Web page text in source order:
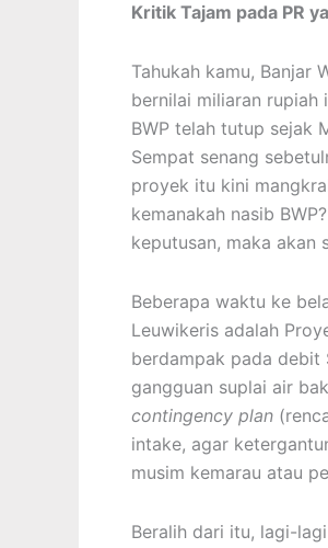
Kritik Tajam pada PR
Tahukah kamu, Banjar
bernilai miliaran rupiah
BWP telah tutup sejak
Sempat senang
proyek itu kini
kemanakah nasib
keputusan, maka akan
Beberapa waktu ke
Leuwikeris adalah
berdampak pada debit
gangguan suplai air
contingency plan
intake, agar
musim kemarau atau
Beralih dari itu, lagi-